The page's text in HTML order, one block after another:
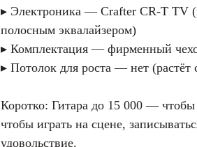
▸ Электроника — Crafter CR-T TV
полосным эквалайзером)
▸ Комплектация — фирменный
▸ Потолок для роста — нет (растёт
Коротко: Гитара до 15 000 —
чтобы играть на сцене,
удовольствие.